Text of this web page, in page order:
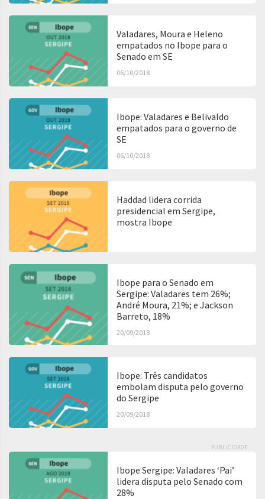
Valadares, Moura e Heleno
empatados no Ibope para o
Senado em SE
06/10/2018
Ibope: Valadares e Belivaldo
empatados para o governo de
SE
06/10/2018
Haddad lidera corrida
presidencial em Sergipe,
mostra Ibope
Ibope para o Senado em
Sergipe: Valadares tem 26%;
André Moura, 21%; e Jackson
Barreto, 18%
20/09/2018
Ibope: Três candidatos
embolam disputa pelo governo
do Sergipe
20/09/2018
PUBLICIDADE
Ibope Sergipe: Valadares ‘Pai’
lidera disputa pelo Senado com
28%